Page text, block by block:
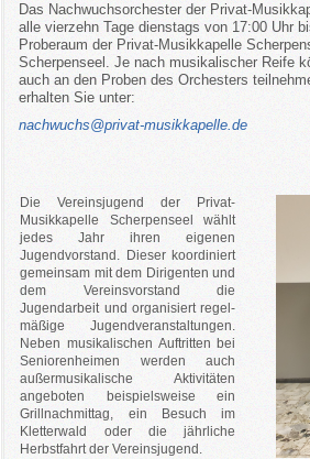
Das Nachwuchsorchester der Privat-
alle vierzehn Tage dienstags von 17:00 Uhr
Proberaum der Privat-Musikkapelle
Scherpenseel. Je nach musikalischer Reife
auch an den Proben des Orchesters
erhalten Sie unter:
nachwuchs@privat-musikkapelle.de
Die Vereinsjugend der Privat-
Musikkapelle Scherpenseel wählt
jedes Jahr ihren eigenen
Jugendvorstand. Dieser koordiniert
gemeinsam mit dem Dirigenten und
dem Vereinsvorstand die
Jugendarbeit und organisiert regel-
mäßige Jugendveranstaltungen.
Neben musikalischen Auftritten bei
Seniorenheimen werden auch
außermusikalische Aktivitäten
angeboten beispielsweise ein
Grillnachmittag, ein Besuch im
Kletterwald oder die jährliche
Herbstfahrt der Vereinsjugend.